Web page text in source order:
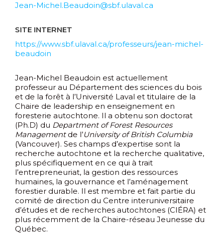
Jean-Michel.Beaudoin@sbf.ulaval.ca
SITE INTERNET
https://www.sbf.ulaval.ca/professeurs/jean-michel-
beaudoin
Jean-Michel Beaudoin est actuellement
professeur au Département des sciences du bois
et de la forêt à l’Université Laval et titulaire de la
Chaire de leadership en enseignement en
foresterie autochtone. Il a obtenu son doctorat
(Ph.D) du Department of Forest Resources
Managementde l’University of British Columbia
(Vancouver). Ses champs d’expertise sont la
recherche autochtone et la recherche qualitative,
plus spécifiquement en ce qui à trait
l’entrepreneuriat, la gestion des ressources
humaines, la gouvernance et l’aménagement
forestier durable. Il est membre et fait partie du
comité de direction du Centre interuniversitaire
d’études et de recherches autochtones (CIÉRA) et
plus récemment de la Chaire-réseau Jeunesse du
Québec.